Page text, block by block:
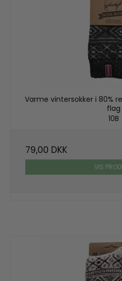
Varme vintersokker i 80%
flag
10B
79,00 DKK
VIS